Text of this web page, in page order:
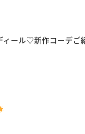
ール♡新作コーデご